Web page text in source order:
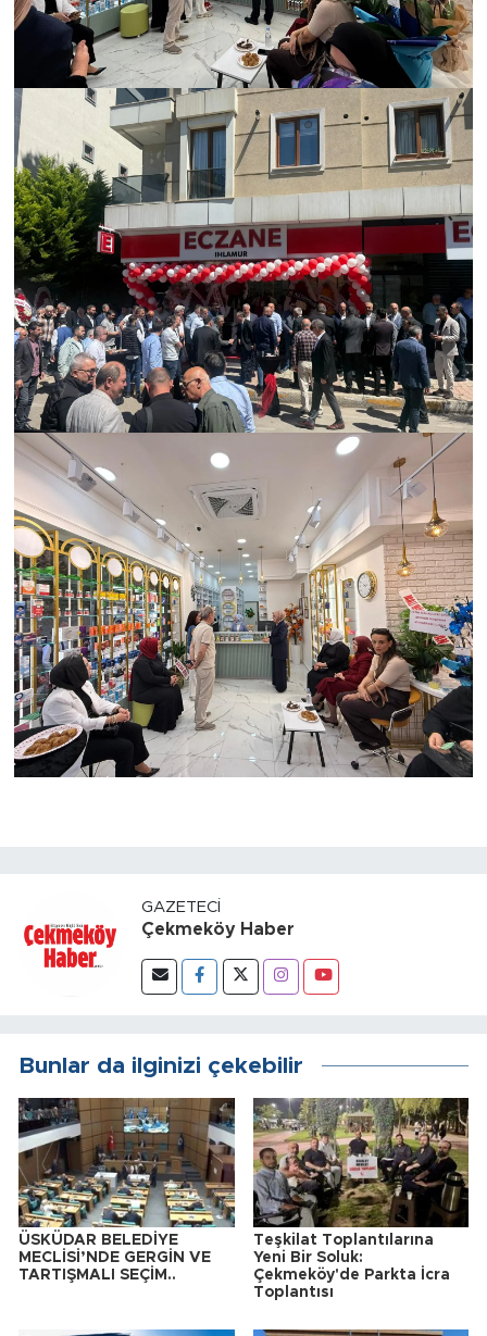
GAZETECI
Çekmeköy Haber
Bunlar da ilginizi çekebilir
ÜSKÜDAR BELEDİYE
MECLİSİ’NDE GERGİN VE
TARTIŞMALI SEÇİM..
Teşkilat Toplantılarına
Yeni Bir Soluk:
Çekmeköy'de Parkta İcra
Toplantısı